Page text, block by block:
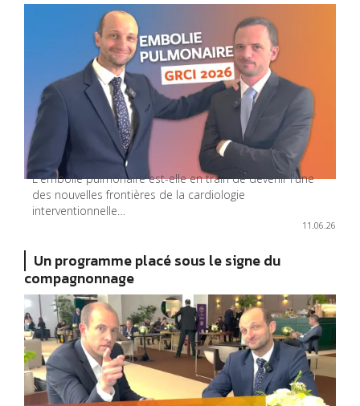
L'embolie pulmonaire est-elle en train de devenir l'une
des nouvelles frontières de la cardiologie
interventionnelle…
11.06.26
Un programme placé sous le signe du
compagnonnage